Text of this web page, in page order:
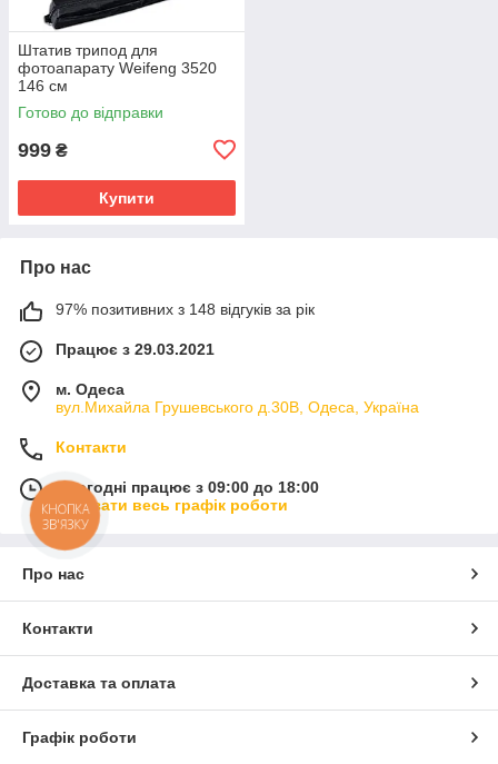
Штатив трипод для
фотоапарату Weifeng 3520
146 см
Готово до відправки
999 ₴
Купити
Про нас
97% позитивних з 148 відгуків за рік
Працює з 29.03.2021
м. Одеса
вул.Михайла Грушевського д.30В, Одеса, Україна
Контакти
Сьогодні працює з 09:00 до 18:00
Показати весь графік роботи
Про нас
Контакти
Доставка та оплата
Графік роботи
КНОПКА
ЗВ'ЯЗКУ